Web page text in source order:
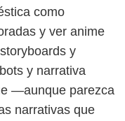
como
y ver anime
y
y narrativa
—aunque parezca
narrativas que